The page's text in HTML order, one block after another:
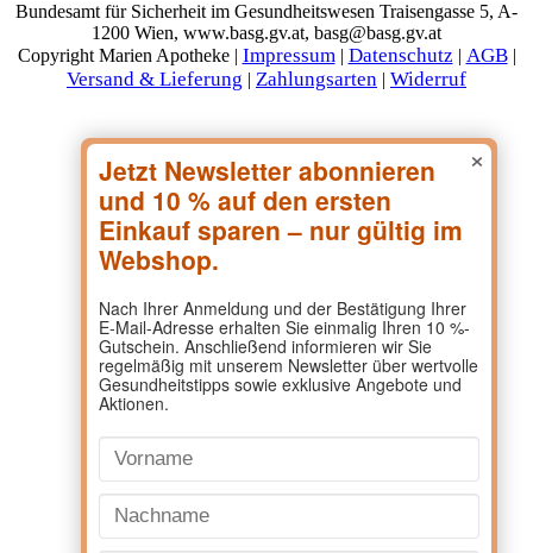
Bundesamt für Sicherheit im Gesundheitswesen Traisengasse 5, A-
1200 Wien, www.basg.gv.at, basg@basg.gv.at
Copyright Marien Apotheke | Impressum | Datenschutz | AGB|
Versand & Lieferung | Zahlungsarten | Widerruf
×